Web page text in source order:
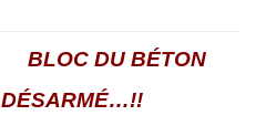
BLOC DU BÉTON
DÉSARMÉ…!!